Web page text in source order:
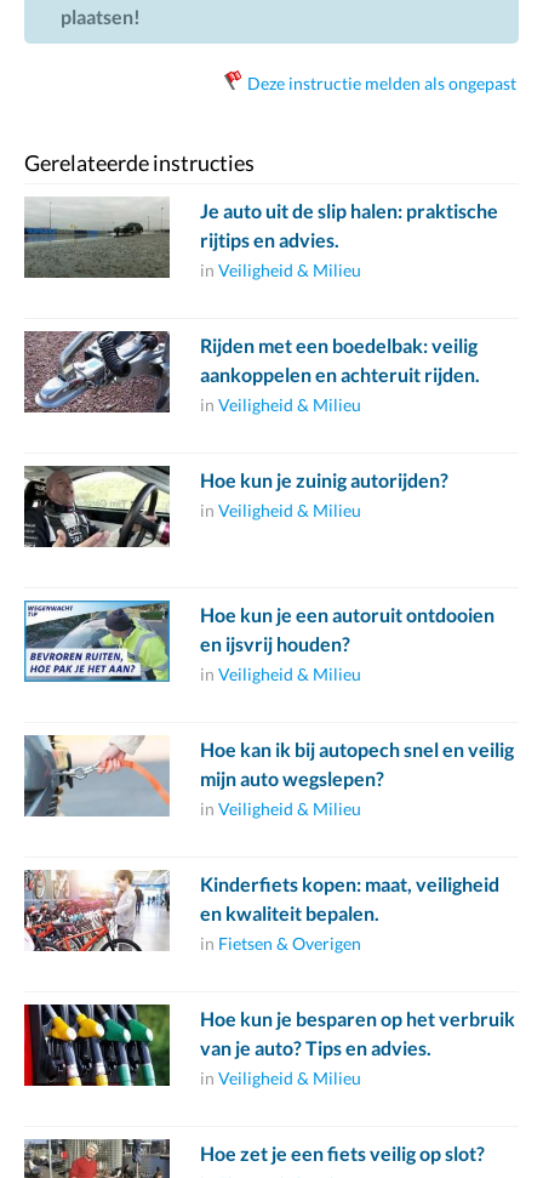
plaatsen!
Deze instructie melden als ongepast
Gerelateerde instructies
Je auto uit de slip halen: praktische
rijtips en advies.
in Veiligheid & Milieu
Rijden met een boedelbak: veilig
aankoppelen en achteruit rijden.
in Veiligheid & Milieu
Hoe kun je zuinig autorijden?
in Veiligheid & Milieu
Hoe kun je een autoruit ontdooien
en ijsvrij houden?
in Veiligheid & Milieu
Hoe kan ik bij autopech snel en veilig
mijn auto wegslepen?
in Veiligheid & Milieu
Kinderfiets kopen: maat, veiligheid
en kwaliteit bepalen.
in Fietsen & Overigen
Hoe kun je besparen op het verbruik
van je auto? Tips en advies.
in Veiligheid & Milieu
Hoe zet je een fiets veilig op slot?